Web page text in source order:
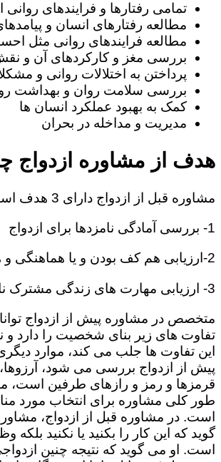
تمامی رفتارها و فرایندهای
مطالعه رفتارهای انسان و
مطالعه فرایندهای روانی مثل
بررسی مغز و کارکردهای آن و
پرداختن به اختلالات روانی و
بررسی سلامت روان و بهداشت
کمک به بهبود عملکرد انسان ها
مدیریت و مداخله در بحران
هدف از مشاوره ازدواج
مشاوره قبل از ازدواج دارای 3 هدف اساسی است:
1- بررسی آمادگی نامزدها برای ازدواج
2-ارزیابی هم کف بودن و یا هماهنگی و همسانی نامزدها
3- ارزیابی مهارت های زندگی مشترک نامزدها
متخصص در مشاوره پیش از ازدواج
تفاوت های زیر بنای شخصیت را دارد
این تفاوت ها جلب می کند، موارد
پیش از ازدواج بررسی می شود،
قرمزها و رمز و رازهای طرفین است،
طور کلی مشاوره برای انتخاب مورد
است. در مشاوره قبل از ازدواج،
گوید که این کار را بکنید یا نکنید بلکه
است. او می گوید که نتیجه چنین